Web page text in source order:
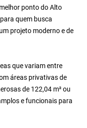
ponto do Alto
quem busca
projeto moderno e de
que variam entre
áreas privativas de
de 122,04 m² ou
e funcionais para